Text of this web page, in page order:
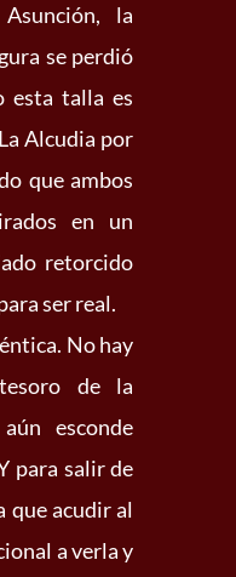
la
se perdió
esta talla es
Alcudia por
que ambos
en un
retorcido
ser real.
No hay
de la
esconde
para salir de
que acudir al
a verla y